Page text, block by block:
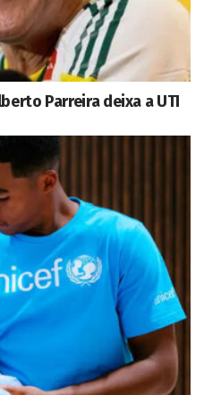
Parreira deixa a UTI